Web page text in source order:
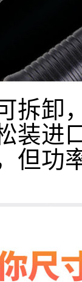
拆卸
装进
但功